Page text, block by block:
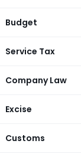
Budget
Service Tax
Company Law
Excise
Customs